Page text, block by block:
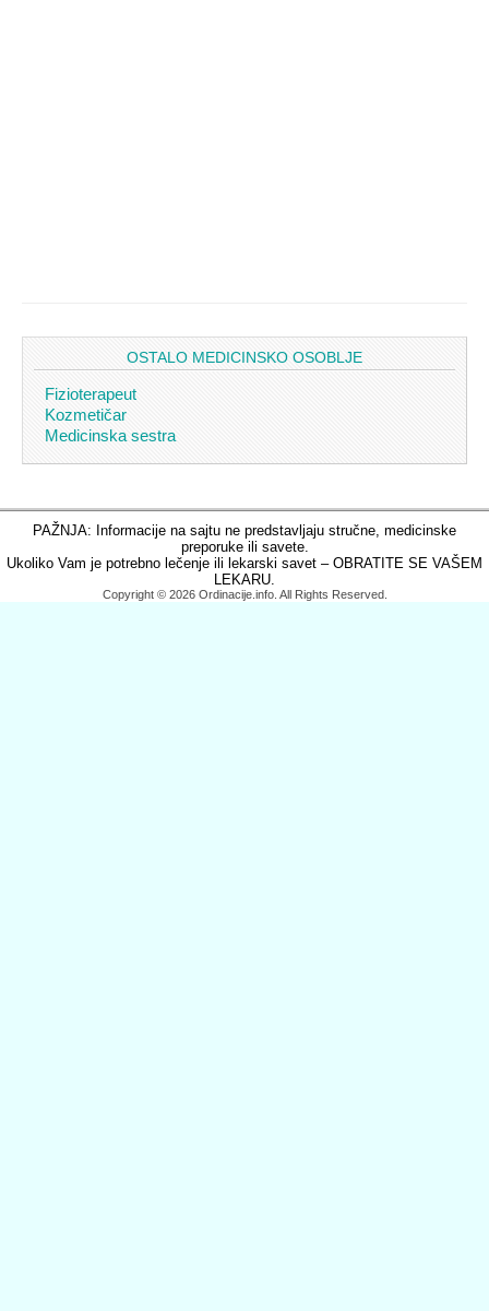
OSTALO MEDICINSKO OSOBLJE
Fizioterapeut
Kozmetičar
Medicinska sestra
PAŽNJA: Informacije na sajtu ne predstavljaju stručne, medicinske
preporuke ili savete.
Ukoliko Vam je potrebno lečenje ili lekarski savet – OBRATITE SE VAŠEM
LEKARU.
Copyright © 2026 Ordinacije.info. All Rights Reserved.